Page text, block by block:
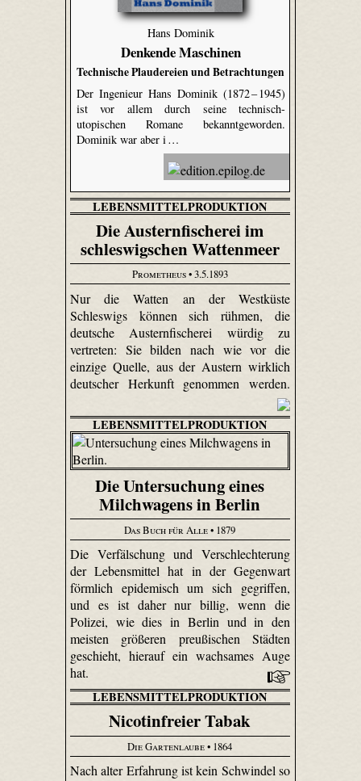
Hans Dominik
Denkende Maschinen
Technische Plaudereien und Betrachtungen
Der Ingenieur Hans Dominik (1872 – 1945)
ist vor allem durch seine technisch-
utopischen Romane bekanntgeworden.
Dominik war aber i …
LEBENSMITTELPRODUKTION
Die Austernfischerei im
schleswigschen Wattenmeer
Prometheus• 3.5.1893
Nur die Watten an der Westküste
Schleswigs können sich rühmen, die
deutsche Austern­fischerei würdig zu
vertreten: Sie bilden nach wie vor die
einzige Quelle, aus der Austern wirklich
deutscher Herkunft genommen werden.
LEBENSMITTELPRODUKTION
Die Untersuchung eines
Milchwagens in Berlin
Das Buch für Alle• 1879
Die Verfälschung und Verschlechterung
der Lebensmittel hat in der Gegenwart
förmlich epidemisch um sich gegriffen,
und es ist daher nur billig, wenn die
Polizei, wie dies in Berlin und in den
meisten größeren preußischen Städten
geschieht, hierauf ein wachsames Auge
hat.
LEBENSMITTELPRODUKTION
Nicotinfreier Tabak
Die Gartenlaube• 1864
Nach alter Erfahrung ist kein Schwindel so